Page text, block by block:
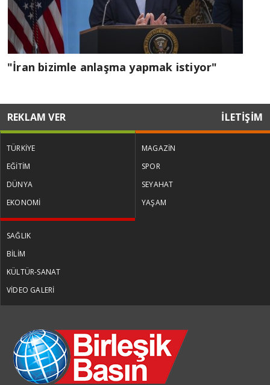
"İran bizimle anlaşma yapmak istiyor"
REKLAM VER İLETİŞİM
TÜRKİYE
EĞİTİM
DÜNYA
EKONOMİ
MAGAZİN
SPOR
SEYAHAT
YAŞAM
SAĞLIK
BİLİM
KÜLTÜR-SANAT
VİDEO GALERİ